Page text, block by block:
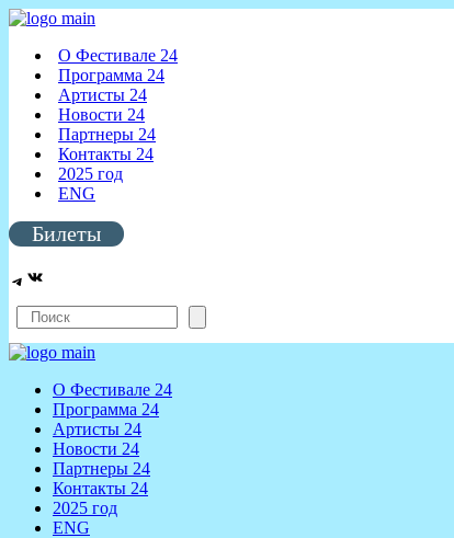
О Фестивале 24
Программа 24
Артисты 24
Новости 24
Партнеры 24
Контакты 24
2025 год
ENG
Билеты
Telegram
ВКонтакте
Поиск
О Фестивале 24
Программа 24
Артисты 24
Новости 24
Партнеры 24
Контакты 24
2025 год
ENG